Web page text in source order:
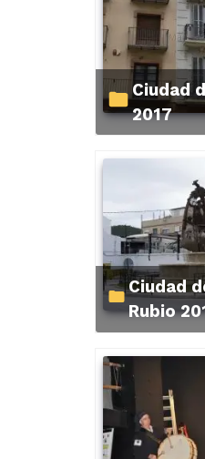
Ciudad de Teruel
2017
Ciudad de Velez
Rubio